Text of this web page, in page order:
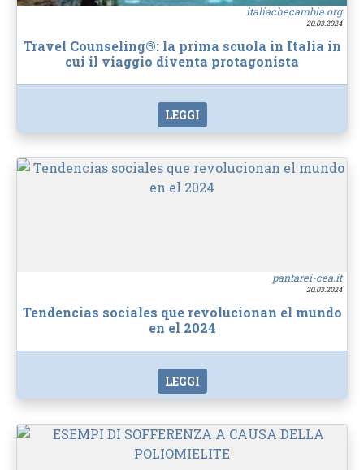
italiachecambia.org
20.03.2024
Travel Counseling®: la prima scuola in Italia in
cui il viaggio diventa protagonista
LEGGI
pantarei-cea.it
20.03.2024
Tendencias sociales que revolucionan el mundo
en el 2024
LEGGI